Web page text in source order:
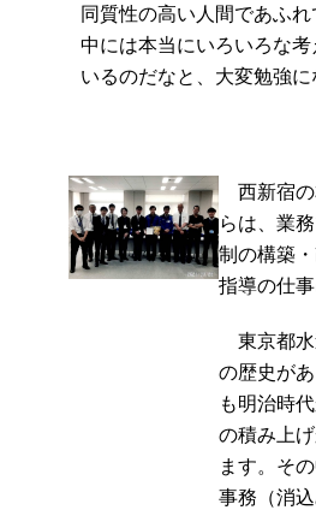
同質性の高い人間であふ
中には本当にいろいろな
いるのだなと、大変勉強に
西新宿の
らは、業
制の構築
指導の仕事
東京都水
の歴史が
も明治時
の積み上
ます。そ
事務（消